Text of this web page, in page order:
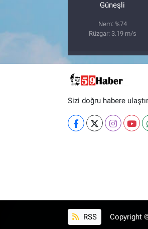
Güneşli
Nem: %74
Rüzgar: 3.19 m/s
Sizi doğru habere
RSS Copyright